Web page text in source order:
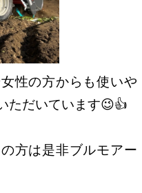
性の方からも使いや
ただいています😉👍
方は是非ブルモアー